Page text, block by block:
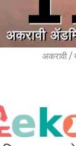
अकरावी /